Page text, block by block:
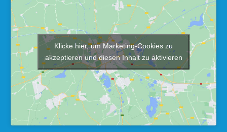
Klicke hier, um Marketing-Cookies zu
akzeptieren und diesen Inhalt zu aktivieren